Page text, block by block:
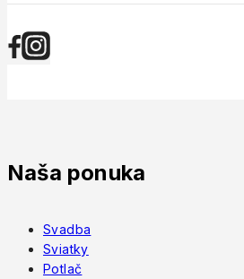
Naša ponuka
Svadba
Sviatky
Potlač